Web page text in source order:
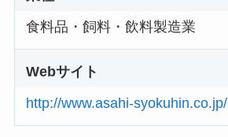
食料品・飼料・飲料製造業
Webサイト
http://www.asahi-syokuhin.co.jp/